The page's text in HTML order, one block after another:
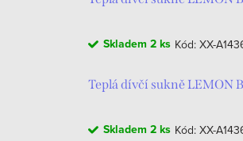
Skladem 2 ks Kód: XX-
Teplá dívčí sukně LEMON
Skladem 2 ks Kód: XX-